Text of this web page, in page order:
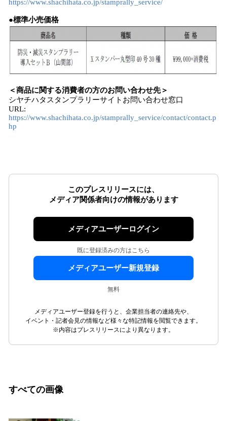
https://www.shachihata.co.jp/stamprally_service/
●標準小売価格
＜商品に関する消費者の方のお問い合わせ先＞
シヤチハタスタンプラリーサイトお問い合わせ窓口
URL:
https://www.shachihata.co.jp/stamprally_service/contact/contact.p
hp
このプレスリリースには、
メディア関係者向けの情報があります
メディアユーザーログイン
既に登録済みの方はこちら
メディアユーザー新規登録
無料
メディアユーザー登録を行うと、企業担当者の連絡先や、
イベント・記者会見の情報など様々な特記情報を閲覧できます。
※内容はプレスリリースにより異なります。
すべての画像